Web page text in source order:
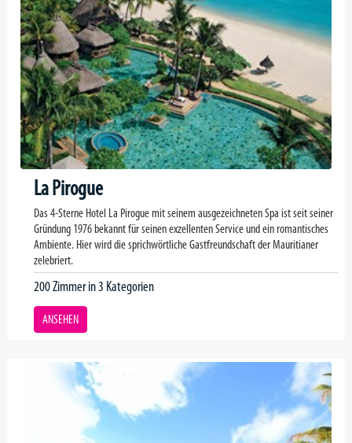
La Pirogue
Das 4-Sterne Hotel La Pirogue mit seinem ausgezeichneten Spa ist seit seiner
Gründung 1976 bekannt für seinen exzellenten Service und ein romantisches
Ambiente. Hier wird die sprichwörtliche Gastfreundschaft der Mauritianer
zelebriert.
200 Zimmer in 3 Kategorien
ANSEHEN